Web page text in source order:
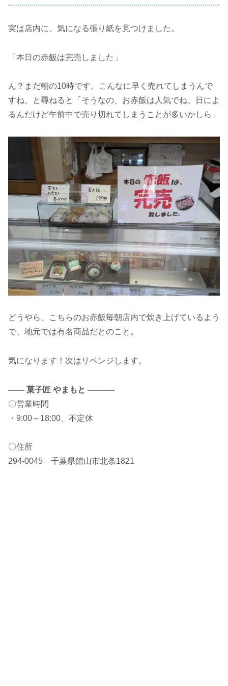
実は店内に、気になる張り紙を見つけました。
「本日の赤飯は完売しました」
ん？まだ朝の10時です。こんなに早く売れてしまうんで
すね、と尋ねると「そうなの、お赤飯は人気でね、日によ
るんだけど午前中で売り切れてしまうことが多いかしら」
どうやら、こちらのお赤飯毎朝店内で炊き上げているよう
で、地元では有名商品だとのこと。
気になります！次はリベンジします。
—— 菓子匠 やまもと ———-
〇営業時間
・9:00～18:00、不定休
〇住所
294-0045 千葉県館山市北条1821